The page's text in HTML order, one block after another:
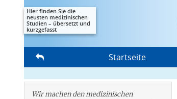
Hier finden Sie die
neusten medizinischen
Studien – übersetzt und
kurzgefasst
Startseite
Wir machen den medizinischen